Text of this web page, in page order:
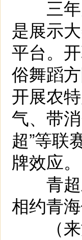
三年
是展示
平台。
俗舞蹈
开展农
气、带
超”等联
牌效应。
青超
相约青
（来